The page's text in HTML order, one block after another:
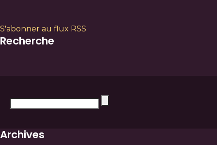
S'abonner au flux RSS
Recherche
Archives